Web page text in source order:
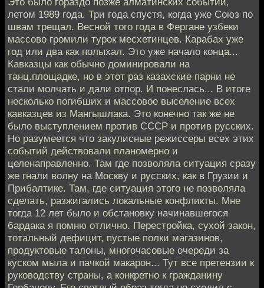
летом 1989 года. Три года спустя, когда уже Союз по
швам трещал. Весной того года в Фергане узбеки
массово громили турок месхетинцев. Карабах уже
год или два как полыхал. Это уже начало конца...
Кавказцы как обычно доминировали на
танц.площадке, но в этот раз казахские парни не
стали молчать и дали отпор. И понеслась... В итоге
несколько погибших и массовое выселение всех
кавказцев из Мангышлака. Это конечно так же не
было выступлением против СССР и против русских.
Но разумеется что закулисные режиссеры всех этих
событий действовали планомерно и
целенаправленно. Там где позволяла ситуация сразу
же гнали волну на Москву и русских, как в Грузии и
Прибалтике. Там, где ситуация этого не позволяла
сделать, разжигались локальные конфликты. Мне
тогда 12 лет было и обстановку начинавшегося
бардака я помню отлично. Перестройка, сухой закон,
тотальный дефицит, пустые полки магазинов,
продуктовые талоны, многочасовые очереди за
куском мыла и пачкой макарон... Тут все претензии к
руководству страны, а конкретно к гражданину